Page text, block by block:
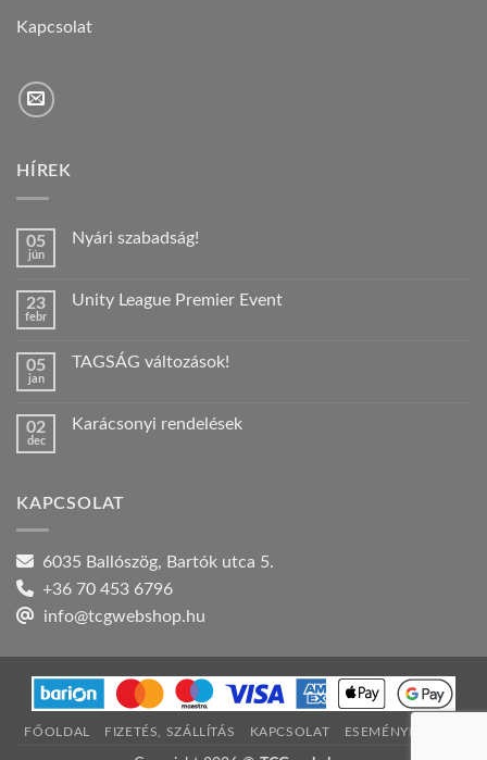
Kapcsolat
HÍREK
05
jún
Nyári szabadság!
Nyári
23
febr
Unity League Premier Event
Unity
bejegyzéshez
05
jan
TAGSÁG változások!
TAGSÁG
02
dec
Karácsonyi rendelések
rendelések
KAPCSOLAT
6035 Ballószög, Bartók utca 5.
+36 70 453 6796
info@tcgwebshop.hu
FŐOLDAL FIZETÉS, SZÁLLÍTÁS KAPCSOLAT ESEMÉNYNAPTÁR